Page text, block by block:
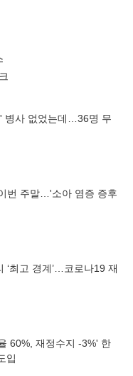
병사 없었는데…36명 무
번 주말…'소아 염증 증후
‘최고 경계’…코로나19 재
60%, 재정수지 -3%' 한